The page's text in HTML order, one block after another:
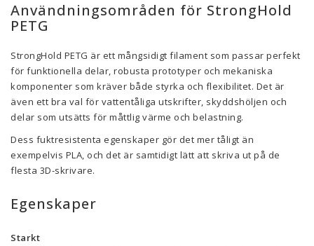
Användningsområden för StrongHold
PETG
StrongHold PETG är ett mångsidigt filament som passar perfekt
för funktionella delar, robusta prototyper och mekaniska
komponenter som kräver både styrka och flexibilitet. Det är
även ett bra val för vattentåliga utskrifter, skyddshöljen och
delar som utsätts för måttlig värme och belastning.
Dess fuktresistenta egenskaper gör det mer tåligt än
exempelvis PLA, och det är samtidigt lätt att skriva ut på de
flesta 3D-skrivare.
Egenskaper
Starkt